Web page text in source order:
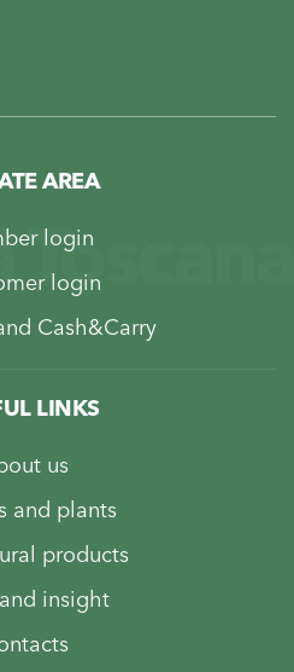
AREA
login
login
Cash&Carry
LINKS
us
and plants
products
insight